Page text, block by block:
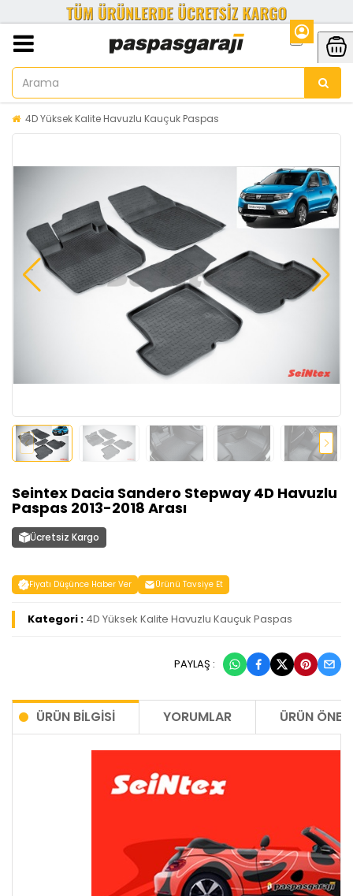
4D Yüksek Kalite Havuzlu Kauçuk Paspas
Seintex Dacia Sandero Stepway 4D Havuzlu
Paspas 2013-2018 Arası
Ücretsiz Kargo
Fiyatı Düşünce Haber Ver Ürünü Tavsiye Et
Kategori : 4D Yüksek Kalite Havuzlu Kauçuk Paspas
PAYLAŞ :
ÜRÜN BILGISI YORUMLAR ÜRÜN